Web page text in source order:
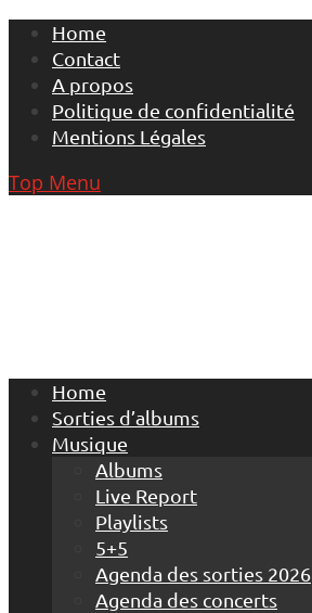
Skip
content
Home
Contact
A propos
Politique de confidentialité
Mentions Légales
Top Menu
Home
Sorties d’albums
Musique
Albums
Live Report
Playlists
5+5
Agenda des sorties 2026
Agenda des concerts